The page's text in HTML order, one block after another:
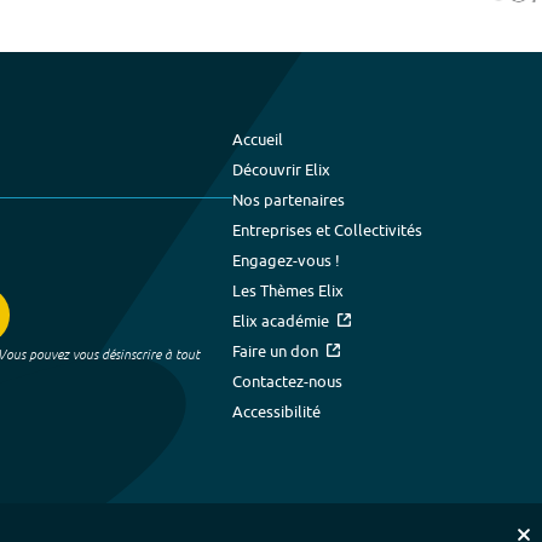
pouvez vous désinscrire à tout
Accueil
Découvrir Elix
Nos partenaires
Entreprises et Collectivités
Engagez-vous !
Les Thèmes Elix
Elix académie
Faire un don
Contactez-nous
Accessibilité